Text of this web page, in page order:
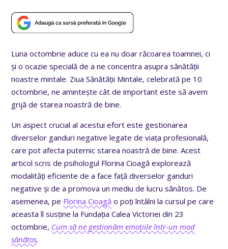
Luna octombrie aduce cu ea nu doar răcoarea toamnei, ci
și o ocazie specială de a ne concentra asupra sănătății
noastre mintale. Ziua Sănătății Mintale, celebrată pe 10
octombrie, ne amintește cât de important este să avem
grijă de starea noastră de bine.
Un aspect crucial al acestui efort este gestionarea
diverselor ganduri negative legate de viața profesională,
care pot afecta puternic starea noastră de bine. Acest
articol scris de psihologul Florina Cioagă explorează
modalități eficiente de a face față diverselor ganduri
negative și de a promova un mediu de lucru sănătos. De
asemenea, pe Florina Cioagă o poți întâlni la cursul pe care
aceasta îl susține la Fundația Calea Victoriei din 23
octombrie, Cum să ne gestionăm emoțiile într-un mod
sănătos.